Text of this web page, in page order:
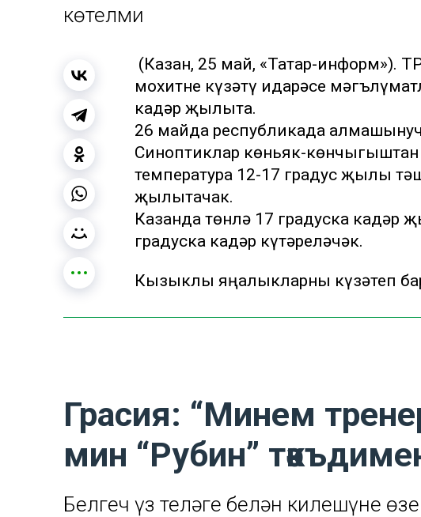
көтелми
(Казан, 25 май, «Татар-информ»).
мохитне күзәтү идарәсе
кадәр җылыта.
26 майда республикада
Синоптиклар көньяк-
температура 12-17 градус җылы
җылытачак.
Казанда төнлә 17 градуска кадәр
градуска кадәр күтәреләчәк.
Кызыклы яңалыкларны күзәтеп
Грасия: “Минем
мин “Рубин”
Белгеч үз теләге белән килешүне